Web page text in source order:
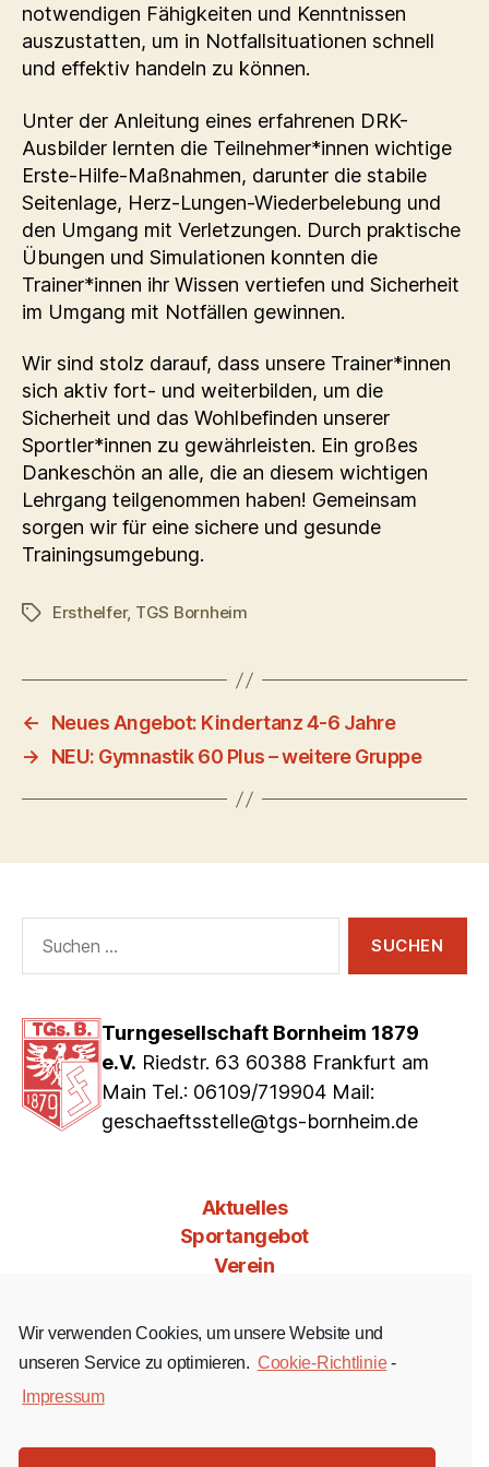
notwendigen Fähigkeiten und Kenntnissen
auszustatten, um in Notfallsituationen schnell
und effektiv handeln zu können.
Unter der Anleitung eines erfahrenen DRK-
Ausbilder lernten die Teilnehmer*innen wichtige
Erste-Hilfe-Maßnahmen, darunter die stabile
Seitenlage, Herz-Lungen-Wiederbelebung und
den Umgang mit Verletzungen. Durch praktische
Übungen und Simulationen konnten die
Trainer*innen ihr Wissen vertiefen und Sicherheit
im Umgang mit Notfällen gewinnen.
Wir sind stolz darauf, dass unsere Trainer*innen
sich aktiv fort- und weiterbilden, um die
Sicherheit und das Wohlbefinden unserer
Sportler*innen zu gewährleisten. Ein großes
Dankeschön an alle, die an diesem wichtigen
Lehrgang teilgenommen haben! Gemeinsam
sorgen wir für eine sichere und gesunde
Trainingsumgebung.
Schlagwörter
Ersthelfer, TGS Bornheim
←
Neues Angebot: Kindertanz 4-6 Jahre
→
NEU: Gymnastik 60 Plus – weitere Gruppe
Turngesellschaft Bornheim 1879
e.V. Riedstr. 63 60388 Frankfurt am
Main Tel.: 06109/719904 Mail:
geschaeftsstelle@tgs-bornheim.de
nach:
Aktuelles
Sportangebot
Verein
Jobs & Co
Kontakt
Facebook Instagram YouTube
Wir verwenden Cookies, um unsere Website und
unseren Service zu optimieren. Cookie-Richtlinie-
Impressum